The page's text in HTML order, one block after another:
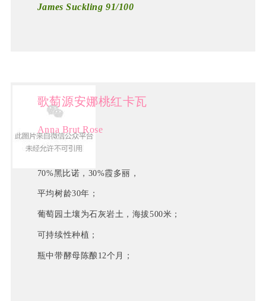
James Suckling 91/100
歌萄源安娜桃红卡瓦
Anna Brut Rose
70%黑比诺，30%霞多丽，
平均树龄30年；
葡萄园土壤为石灰岩土 ，海拔500米；
可持续性种植；
瓶中带酵母陈酿12个月；